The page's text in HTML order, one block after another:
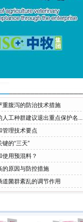
重腹泻的防治技术措施
人工种群建议退出重点保护名...
管理技术要点
的“三天”
用预混料？
的原因与防控措施
道菌群紊乱的调节作用